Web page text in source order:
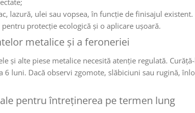
lazură, ulei sau vopsea, în funcție de finisajul existent.
protecție ecologică și o aplicare ușoară.
metalice și a feroneriei
și alte piese metalice necesită atenție regulată.
6 luni. Dacă observi zgomote, slăbiciuni sau rugină,
pentru întreținerea pe termen lung